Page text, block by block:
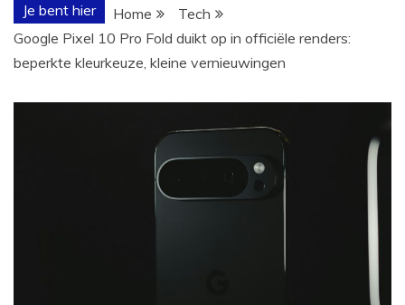
Je bent hier Home
Tech
Google Pixel 10 Pro Fold duikt op in officiële renders:
beperkte kleurkeuze, kleine vernieuwingen